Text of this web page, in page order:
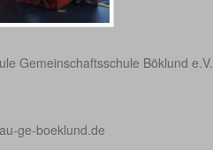
Gemeinschaftsschule Böklund e.V.
ge-boeklund.de